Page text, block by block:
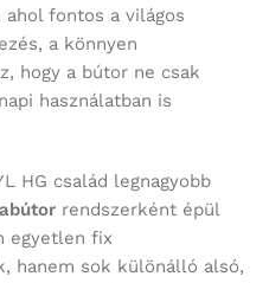
fontos a világos
a könnyen
hogy a bútor ne csak
használatban is
HG család legnagyobb
rendszerként épül
egyetlen fix
hanem sok különálló alsó,